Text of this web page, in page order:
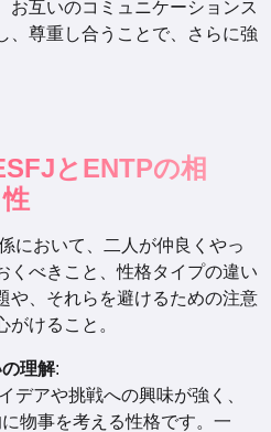
お互いのコミュニケーションス
、尊重し合うことで、さらに強
とENTPの相
性
において、二人が仲良くやっ
くべきこと、性格タイプの違い
や、それらを避けるための注意
がけること。
理解:
デアや挑戦への興味が強く、
物事を考える性格です。一